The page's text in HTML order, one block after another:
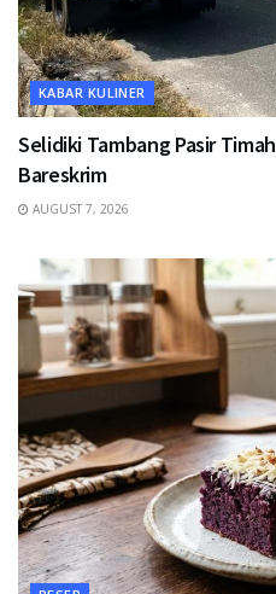
KABAR KULINER
Selidiki Tambang Pasir
Bareskrim
AUGUST 7, 2026